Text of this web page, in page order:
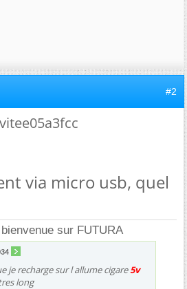
#2
via micro usb, quel
sur FUTURA
je recharge sur l allume cigare5v
long